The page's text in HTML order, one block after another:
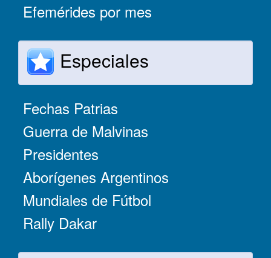
Efemérides por mes
Especiales
Fechas Patrias
Guerra de Malvinas
Presidentes
Aborígenes Argentinos
Mundiales de Fútbol
Rally Dakar